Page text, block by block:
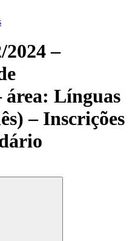
–
área: Línguas
– Inscrições